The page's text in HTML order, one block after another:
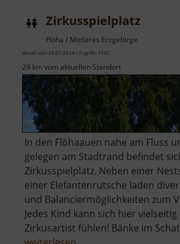
Zirkusspielplatz
Flöha / Mittleres Erzgebirge
aktuell vom 23.07.2024 / Zugriffe: 7102
29 km vom aktuellen Standort
In den Flöhaauen nahe am Fluss
gelegen am Stadtrand befindet
Zirkusspielplatz. Neben einer
einer Elefantenrutsche laden
und Balanciermöglichkeiten zum
Jedes Kind kann sich hier vielseitig
Zirkusartist fühlen! Bänke im